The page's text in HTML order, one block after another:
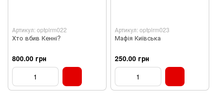
Артикул: optplrm022
Хто вбив Кенні?
800.00 грн
Артикул: optplrm023
Мафія Київська
250.00 грн